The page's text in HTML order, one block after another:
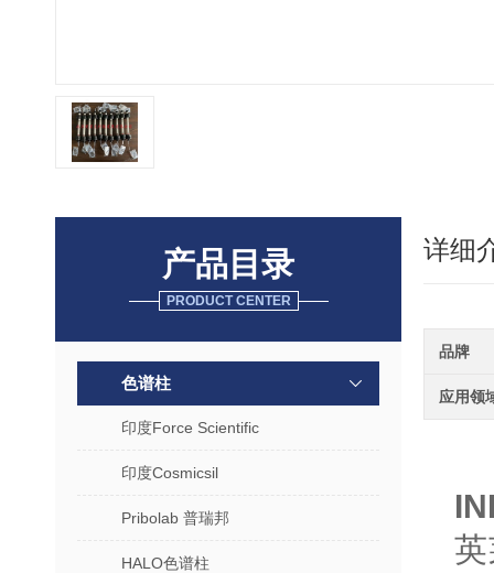
产品目录
PRODUCT CENTER
色谱柱
印度Force Scientific
印度Cosmicsil
Pribolab 普瑞邦
HALO色谱柱
详细
品牌
应用领